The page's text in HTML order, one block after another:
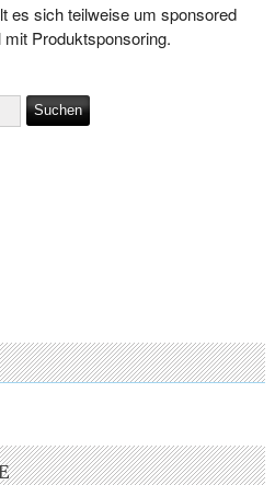
es sich teilweise um sponsored
Produktsponsoring.